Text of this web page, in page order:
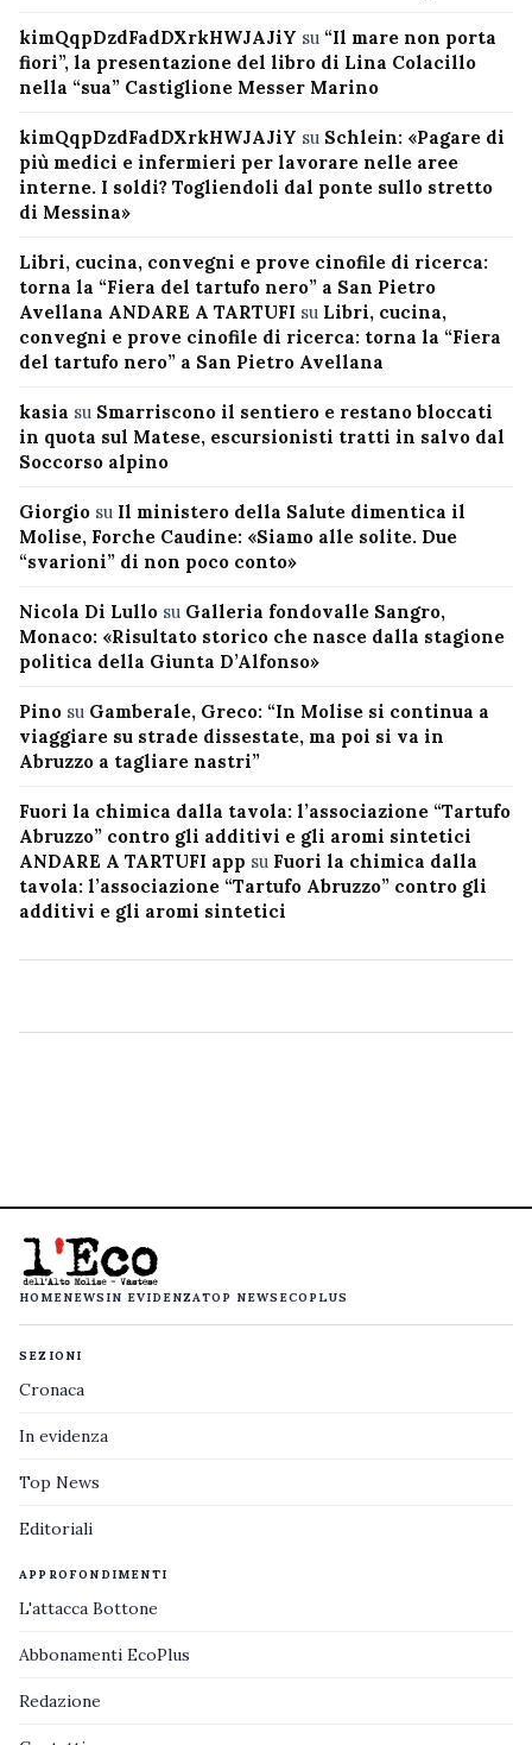
kimQqpDzdFadDXrkHWJAJiY su “Il mare non porta
fiori”, la presentazione del libro di Lina Colacillo
nella “sua” Castiglione Messer Marino
kimQqpDzdFadDXrkHWJAJiY su Schlein: «Pagare di
più medici e infermieri per lavorare nelle aree
interne. I soldi? Togliendoli dal ponte sullo stretto
di Messina»
Libri, cucina, convegni e prove cinofile di ricerca:
torna la “Fiera del tartufo nero” a San Pietro
Avellana ANDARE A TARTUFI su Libri, cucina,
convegni e prove cinofile di ricerca: torna la “Fiera
del tartufo nero” a San Pietro Avellana
kasia su Smarriscono il sentiero e restano bloccati
in quota sul Matese, escursionisti tratti in salvo dal
Soccorso alpino
Giorgio su Il ministero della Salute dimentica il
Molise, Forche Caudine: «Siamo alle solite. Due
“svarioni” di non poco conto»
Nicola Di Lullo su Galleria fondovalle Sangro,
Monaco: «Risultato storico che nasce dalla stagione
politica della Giunta D’Alfonso»
Pino su Gamberale, Greco: “In Molise si continua a
viaggiare su strade dissestate, ma poi si va in
Abruzzo a tagliare nastri”
Fuori la chimica dalla tavola: l’associazione “Tartufo
Abruzzo” contro gli additivi e gli aromi sintetici
ANDARE A TARTUFI app su Fuori la chimica dalla
tavola: l’associazione “Tartufo Abruzzo” contro gli
additivi e gli aromi sintetici
HOMENEWS IN EVIDENZATOP NEWS ECOPLUS
SEZIONI
Cronaca
In evidenza
Top News
Editoriali
APPROFONDIMENTI
L'attacca Bottone
Abbonamenti EcoPlus
Redazione